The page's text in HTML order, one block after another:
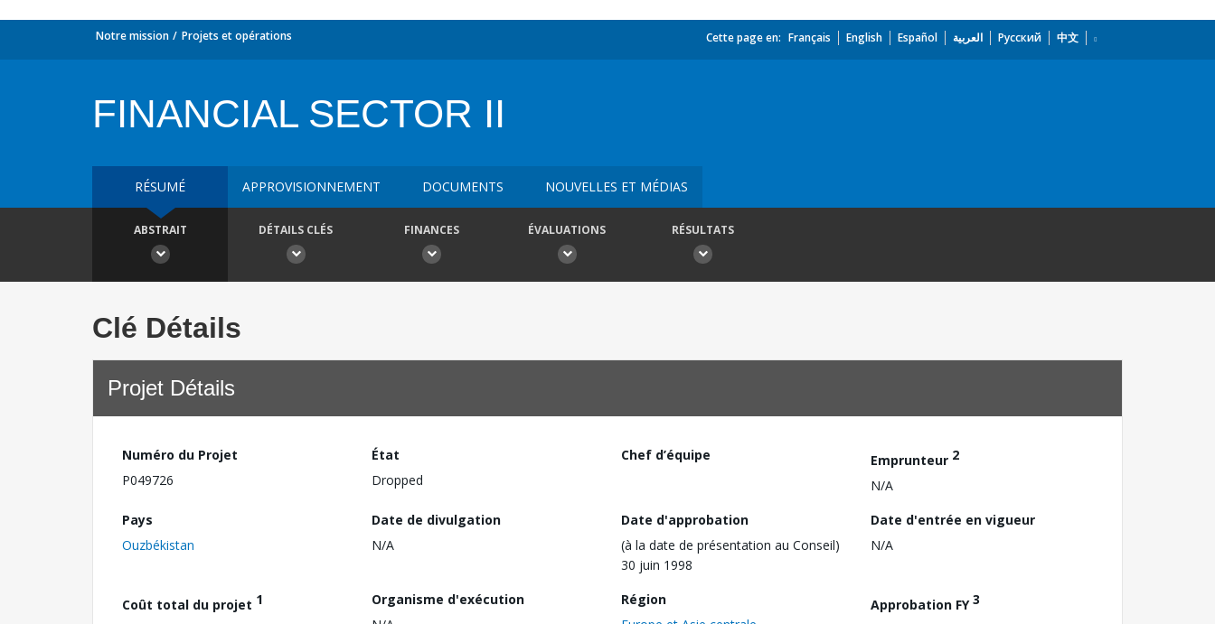
Notre mission Projets et opérations Cette page en: Français English Español العربية Русский 中文
FINANCIAL SECTOR II
RÉSUMÉ APPROVISIONNEMENT DOCUMENTS NOUVELLES ET MÉDIAS
ABSTRAIT DÉTAILS CLÉS FINANCES ÉVALUATIONS RÉSULTATS
Clé Détails
Projet Détails
Numéro du Projet
P049726
État
Dropped
Chef d’équipe Emprunteur 2
N/A
Pays
Ouzbékistan
Date de divulgation
N/A
Date d'approbation
(à la date de présentation au Conseil)
30 juin 1998
Date d'entrée en vigueur
N/A
Coût total du projet 1
Organisme d'exécution
Région
Approbation FY3